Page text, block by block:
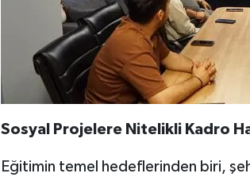
Sosyal Projelere Nitelikli Kadro
Eğitimin temel hedeflerinden biri,